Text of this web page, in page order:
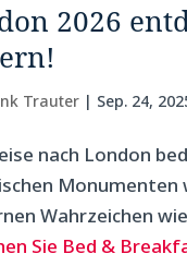
2026
Trauter | Sep. 24,
nach London
Monumenten
Wahrzeichen